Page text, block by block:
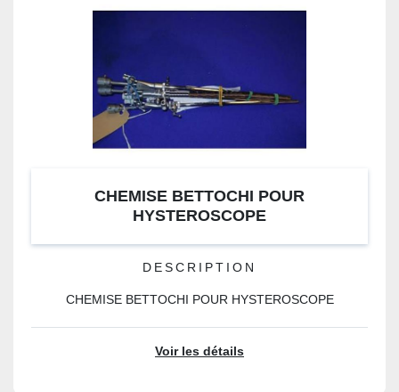
CHEMISE BETTOCHI POUR
HYSTEROSCOPE
DESCRIPTION
CHEMISE BETTOCHI POUR HYSTEROSCOPE
Voir les détails